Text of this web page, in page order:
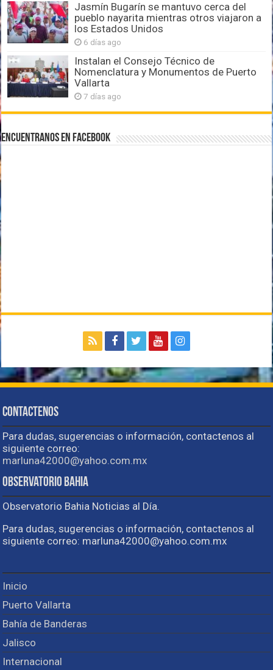
Jasmín Bugarín se mantuvo cerca del
pueblo nayarita mientras otros viajaron a
los Estados Unidos
6 días ago
Instalan el Consejo Técnico de
Nomenclatura y Monumentos de Puerto
Vallarta
7 días ago
Encuentranos en Facebook
Contactenos
Para dudas, sugerencias o información, contactenos al
siguiente correo:
marluna42000@yahoo.com.mx
Observatorio Bahia
Observatorio Bahia Noticias al Día.
Para dudas, sugerencias o información, contactenos al
siguiente correo: marluna42000@yahoo.com.mx
Inicio
Puerto Vallarta
Bahía de Banderas
Jalisco
Internacional